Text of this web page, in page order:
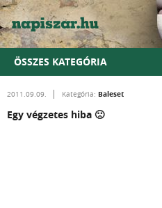
ÖSSZES KATEGÓRIA
2011.09.09. Kategória: Baleset
Egy végzetes hiba 🙁